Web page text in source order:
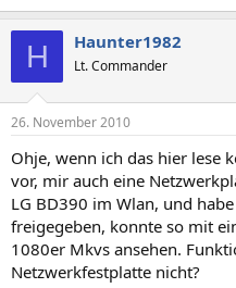
H Haunter1982
Lt. Commander
26. November 2010
Ohje, wenn ich das hier lese
vor, mir auch eine
LG BD390 im Wlan, und
freigegeben, konnte so mit
1080er Mkvs ansehen.
Netzwerkfestplatte nicht?